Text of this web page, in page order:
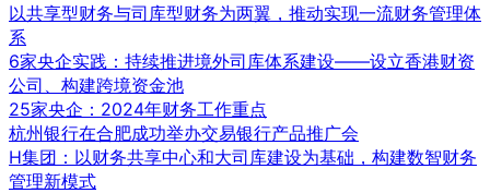
以共享型财务与司库型财务为两翼，推动实现一流财务管理体
系
6家央企实践：持续推进境外司库体系建设——设立香港财资
公司、构建跨境资金池
25家央企：2024年财务工作重点
杭州银行在合肥成功举办交易银行产品推广会
H集团：以财务共享中心和大司库建设为基础，构建数智财务
管理新模式